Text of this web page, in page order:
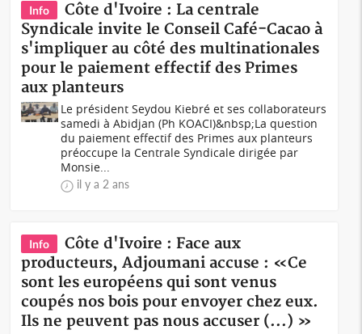
Info
Côte d'Ivoire : La centrale
Syndicale invite le Conseil Café-Cacao à
s'impliquer au côté des multinationales
pour le paiement effectif des Primes
aux planteurs
Le président Seydou Kiebré et ses collaborateurs
samedi à Abidjan (Ph KOACI)&nbsp;La question
du paiement effectif des Primes aux planteurs
préoccupe la Centrale Syndicale dirigée par
Monsie...
il y a 2 ans
Info
Côte d'Ivoire : Face aux
producteurs, Adjoumani accuse : «Ce
sont les européens qui sont venus
coupés nos bois pour envoyer chez eux.
Ils ne peuvent pas nous accuser (...) »